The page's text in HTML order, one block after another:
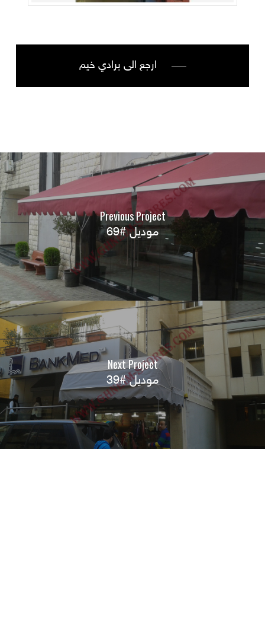
ارجع الى برادي خيم
Previous Project
موديل #69
Next Project
موديل #39